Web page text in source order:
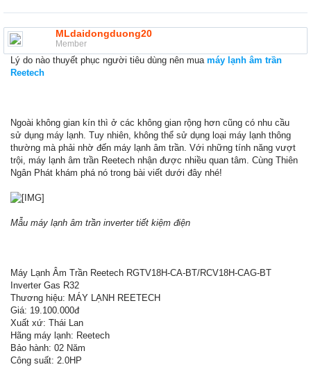
MLdaidongduong20
Member
Lý do nào thuyết phục người tiêu dùng nên mua máy lạnh âm trần
Reetech
Ngoài không gian kín thì ở các không gian rộng hơn cũng có nhu cầu
sử dụng máy lạnh. Tuy nhiên, không thể sử dụng loại máy lạnh thông
thường mà phải nhờ đến máy lạnh âm trần. Với những tính năng vượt
trội, máy lạnh âm trần Reetech nhận được nhiều quan tâm. Cùng Thiên
Ngân Phát khám phá nó trong bài viết dưới đây nhé!
Mẫu máy lạnh âm trần inverter tiết kiệm điện
Máy Lạnh Âm Trần Reetech RGTV18H-CA-BT/RCV18H-CAG-BT
Inverter Gas R32
Thương hiệu: MÁY LẠNH REETECH
Giá: 19.100.000đ
Xuất xứ: Thái Lan
Hãng máy lạnh: Reetech
Bảo hành: 02 Năm
Công suất: 2.0HP